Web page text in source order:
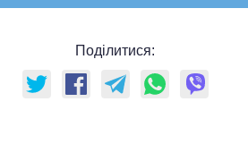
Поділитися: